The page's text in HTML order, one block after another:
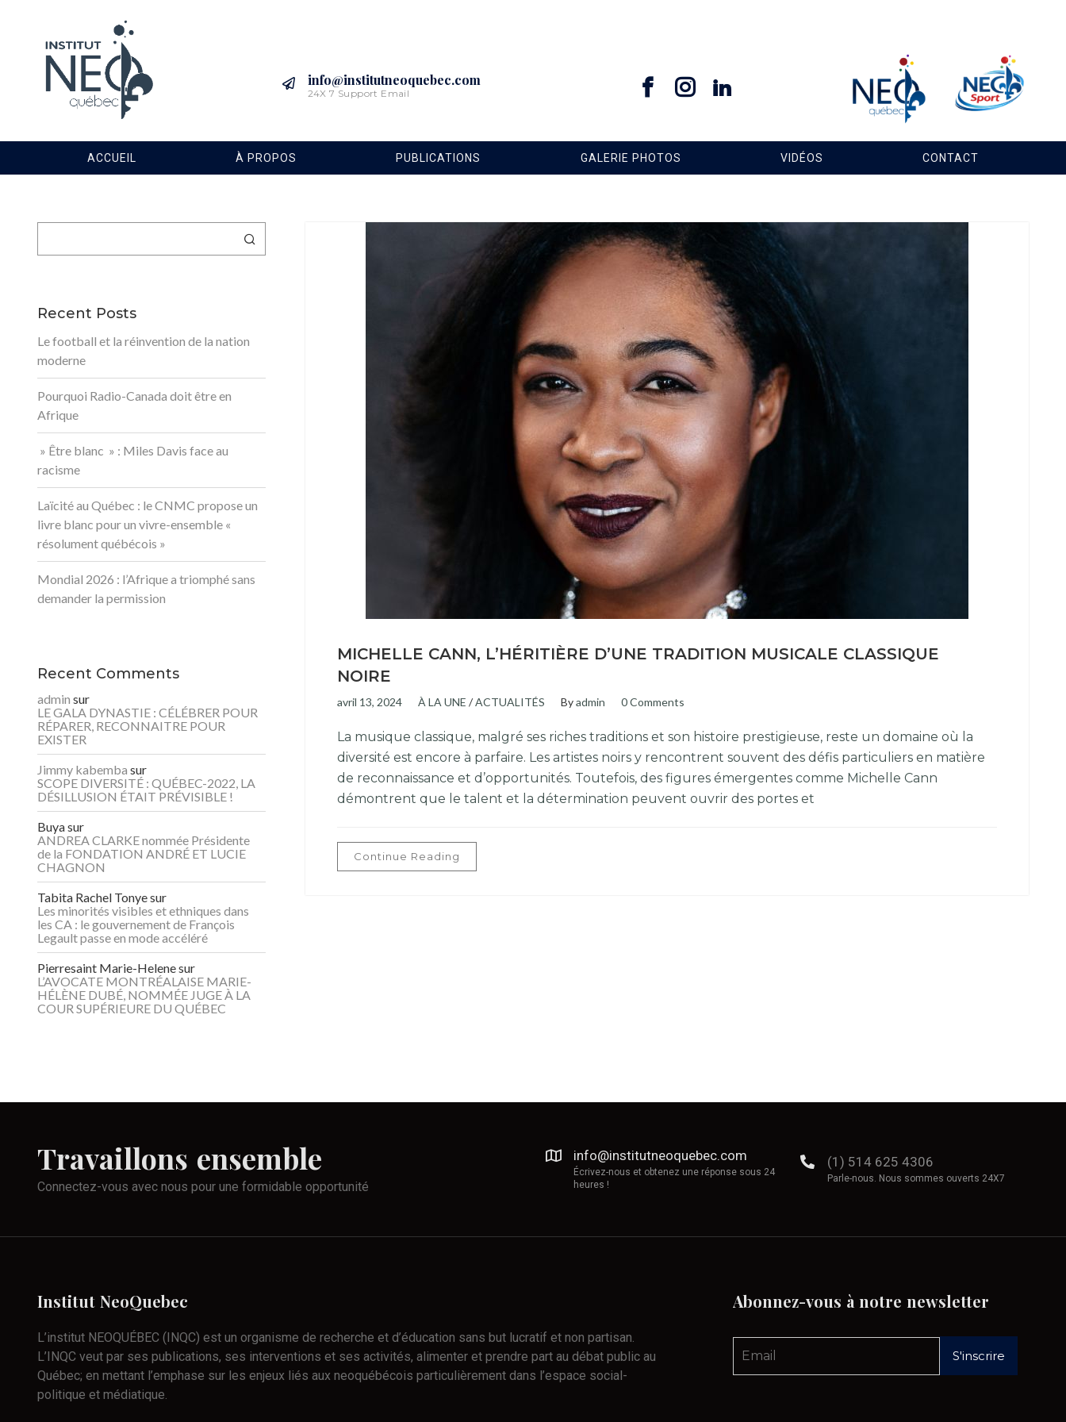
info@institutneoquebec.com
24X 7 Support Email
ACCUEIL À PROPOS PUBLICATIONS GALERIE PHOTOS VIDÉOS CONTACT
MICHELLE CANN, L’HÉRITIÈRE D’UNE TRADITION MUSICALE CLASSIQUE
NOIRE
avril 13, 2024 À LA UNE /ACTUALITÉS Byadmin 0 Comments
La musique classique, malgré ses riches traditions et son histoire prestigieuse, reste un domaine où la
diversité est encore à parfaire. Les artistes noirs y rencontrent souvent des défis particuliers en matière
de reconnaissance et d’opportunités. Toutefois, des figures émergentes comme Michelle Cann
démontrent que le talent et la détermination peuvent ouvrir des portes et
Continue Reading
Recent Posts
Le football et la réinvention de la nation
moderne
Pourquoi Radio-Canada doit être en
Afrique
» Être blanc » : Miles Davis face au
racisme
Laïcité au Québec : le CNMC propose un
livre blanc pour un vivre-ensemble «
résolument québécois »
Mondial 2026 : l’Afrique a triomphé sans
demander la permission
Recent Comments
admin sur
LE GALA DYNASTIE : CÉLÉBRER POUR
RÉPARER, RECONNAITRE POUR
EXISTER
Jimmy kabemba sur
SCOPE DIVERSITÉ : QUÉBEC-2022, LA
DÉSILLUSION ÉTAIT PRÉVISIBLE !
Buyasur
ANDREA CLARKE nommée Présidente
de la FONDATION ANDRÉ ET LUCIE
CHAGNON
Tabita Rachel Tonyesur
Les minorités visibles et ethniques dans
les CA : le gouvernement de François
Legault passe en mode accéléré
Pierresaint Marie-Helenesur
L’AVOCATE MONTRÉALAISE MARIE-
HÉLÈNE DUBÉ, NOMMÉE JUGE À LA
COUR SUPÉRIEURE DU QUÉBEC
Travaillons ensemble
Connectez-vous avec nous pour une formidable opportunité
info@institutneoquebec.com
Écrivez-nous et obtenez une réponse sous 24
heures !
(1) 514 625 4306
Parle-nous. Nous sommes ouverts 24X7
Institut NeoQuebec
L’institut NEOQUÉBEC (INQC) est un organisme de recherche et d’éducation sans but lucratif et non partisan.
L’INQC veut par ses publications, ses interventions et ses activités, alimenter et prendre part au débat public au
Québec; en mettant l’emphase sur les enjeux liés aux neoquébécois particulièrement dans l’espace social-
politique et médiatique.
Abonnez-vous à notre newsletter